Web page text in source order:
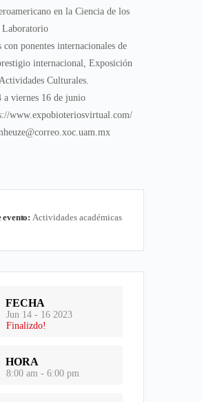
en la Ciencia de los
Laboratorio
con ponentes internacionales de
internacional, Exposición
Culturales.
a viernes 16 de junio
www.expobioteriosvirtual.com/
evento: Actividades académicas
FECHA
Jun 14 - 16 2023
Finalizdo!
HORA
8:00 am - 6:00 pm